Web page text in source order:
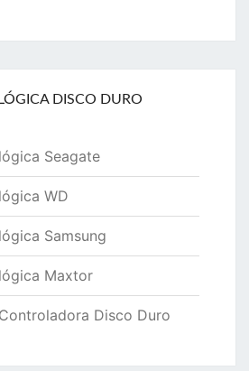
DISCO DURO
Seagate
WD
Samsung
Maxtor
Disco Duro